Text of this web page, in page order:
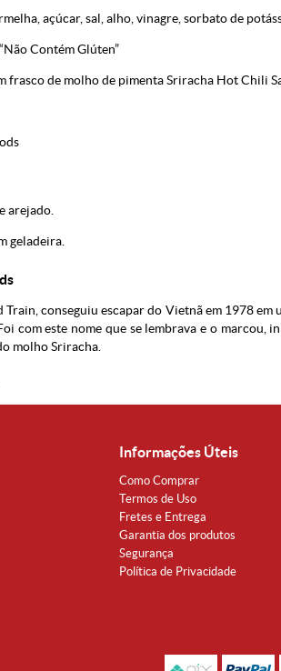
açúcar, sal, alho, vinagre, sorbato de
Contém Glúten”
frasco de molho de pimenta Sriracha Hot Chili
arejado.
geladeira.
conseguiu escapar do Vietnã em 1978 em
com este nome que se lembrava e o marcou,
molho Sriracha.
Informações Úteis
Como Comprar
Termos de Uso
Fretes e Entrega
Garantia dos produtos
Segurança
Política de Privacidade